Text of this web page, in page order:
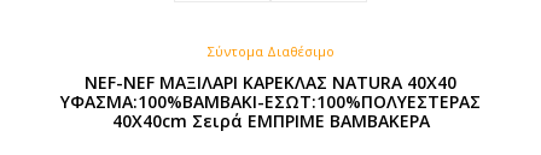
Σύντομα Διαθέσιμο
NEF-NEF ΜΑΞΙΛΑΡΙ ΚΑΡΕΚΛΑΣ NATURA 40X40
ΥΦΑΣΜΑ:100%ΒΑΜΒΑΚΙ-ΕΣΩΤ:100%ΠΟΛΥΕΣΤΕΡΑΣ
40X40cm Σειρά ΕΜΠΡΙΜΕ ΒΑΜΒΑΚΕΡΑ